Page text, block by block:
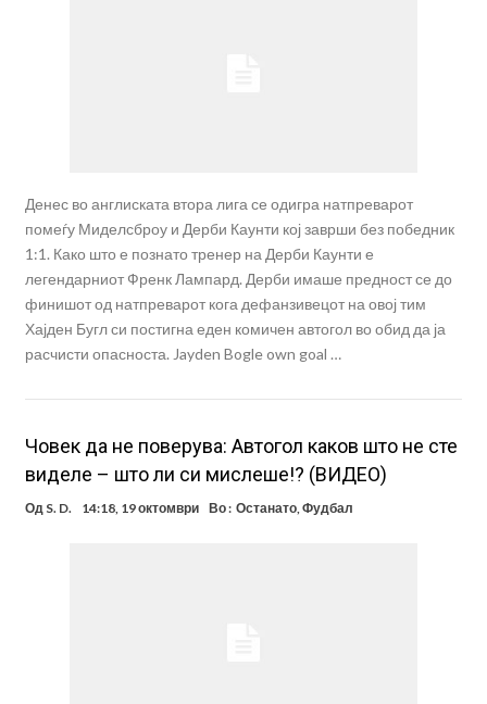
Денес во англиската втора лига се одигра натпреварот
помеѓу Миделсброу и Дерби Каунти кој заврши без победник
1:1. Како што е познато тренер на Дерби Каунти е
легендарниот Френк Лампард. Дерби имаше предност се до
финишот од натпреварот кога дефанзивецот на овој тим
Хајден Бугл си постигна еден комичен автогол во обид да ја
расчисти опасноста. Jayden Bogle own goal …
Човек да не поверува: Автогол каков што не сте
виделе – што ли си мислеше!? (ВИДЕО)
Од S. D. 14:18, 19 октомври Во : Останато,Фудбал